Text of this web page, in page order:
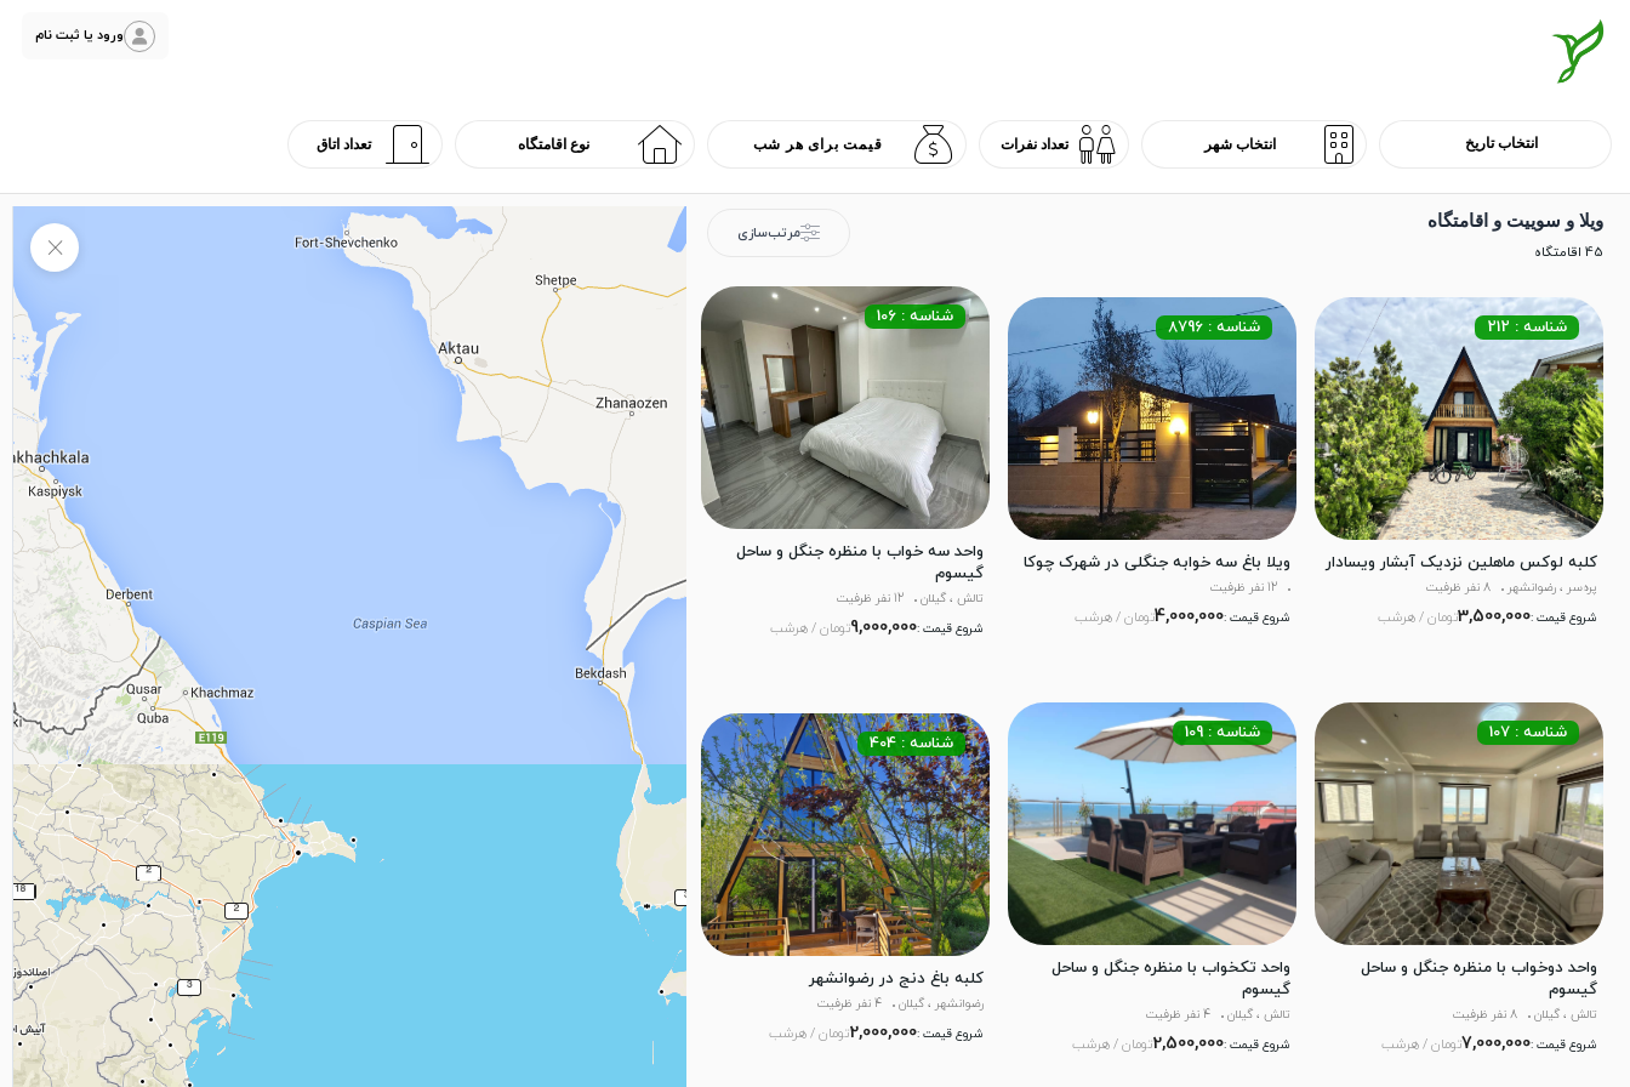
ورود یا ثبت نام
ویلا و سوییت و اقامتگاه
45 اقامتگاه
مرتب‌سازی
کلبه لوکس ماهلین نزدیک آبشار ویسادار
شناسه : 212
پره‌سر ، رضوانشهر
8 نفر ظرفیت
شروع قیمت :3,500,000تومان / هرشب
ویلا باغ سه خوابه جنگلی در شهرک چوکا
شناسه : 8796
12 نفر ظرفیت
شروع قیمت :4,000,000تومان / هرشب
واحد سه خواب با منظره جنگل و ساحل
گیسوم
شناسه : 106
تالش ، گیلان
12 نفر ظرفیت
شروع قیمت :9,000,000تومان / هرشب
واحد دوخواب با منظره جنگل و ساحل
گیسوم
شناسه : 107
تالش ، گیلان
8 نفر ظرفیت
شروع قیمت :7,000,000تومان / هرشب
واحد تکخواب با منظره جنگل و ساحل
گیسوم
شناسه : 109
تالش ، گیلان
4 نفر ظرفیت
شروع قیمت :2,500,000تومان / هرشب
کلبه باغ دنج در رضوانشهر
شناسه : 404
رضوانشهر ، گیلان
4 نفر ظرفیت
شروع قیمت :2,000,000تومان / هرشب